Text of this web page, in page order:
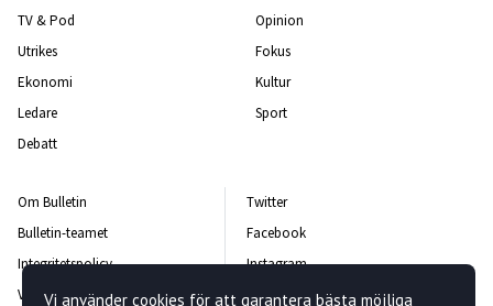
TV & Pod
Utrikes
Ekonomi
Ledare
Debatt
Opinion
Fokus
Kultur
Sport
Om Bulletin
Bulletin-teamet
Integritetspolicy
Vanliga frågor och svar
Twitter
Facebook
Instagram
Kontakta oss
Vi använder cookies för att garantera bästa möjliga